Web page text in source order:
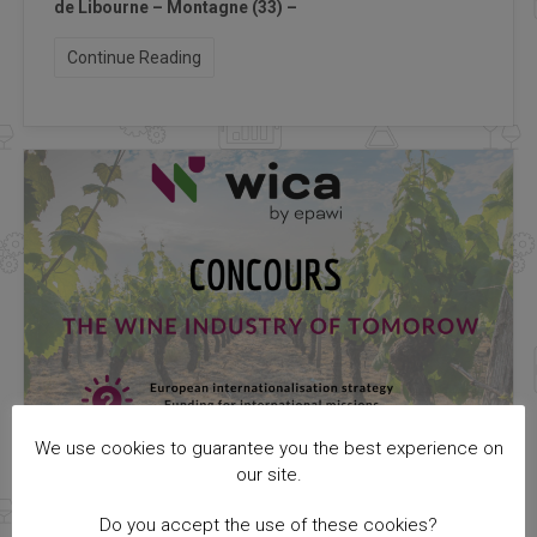
de Libourne – Montagne (33) –
Continue Reading
We use cookies to guarantee you the best experience on
our site.
Do you accept the use of these cookies?